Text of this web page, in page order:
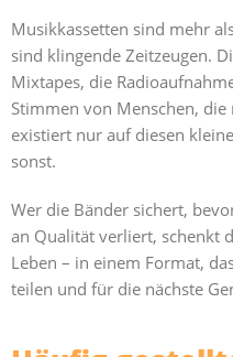
Musikkassetten sind mehr
sind klingende Zeitzeugen.
Mixtapes, die
Stimmen von Menschen,
existiert nur auf diesen
sonst.
Wer die Bänder sichert,
an Qualität verliert, schenkt
Leben – in einem Format,
teilen und für die nächste